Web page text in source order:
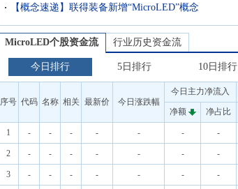
【概念速递】联得装备新增“MicroLED”概念
MicroLED个股资金流 行业历史资金流
今日排行 5日排行 10日排行
序号 代码 名称 相关 最新价 今日涨跌幅
今日主力净流入
净额 净占比
1 - - - - - - -
2 - - - - - - -
3 - - - - - - -